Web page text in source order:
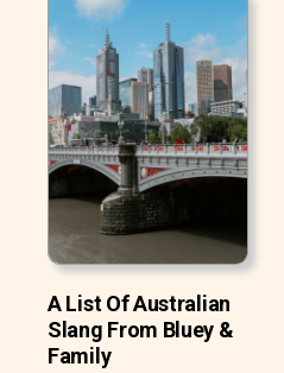
A List Of Australian
Slang From Bluey &
Family